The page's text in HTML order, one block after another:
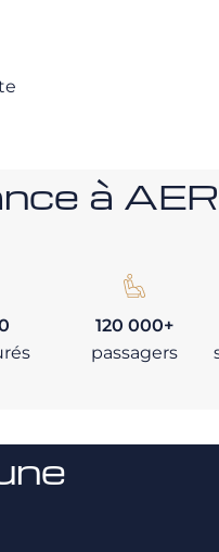
à
120 000+
passagers